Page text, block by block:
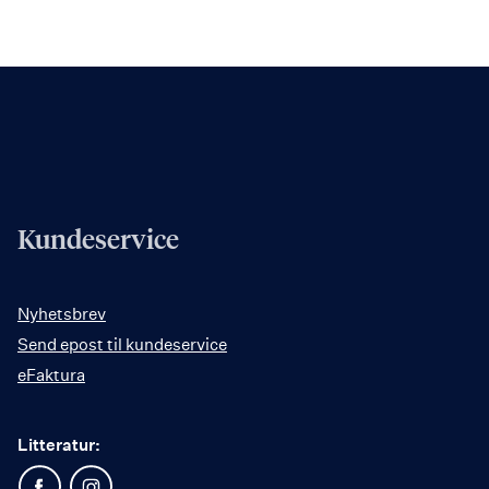
Kundeservice
Nyhetsbrev
Send epost til kundeservice
eFaktura
Litteratur: